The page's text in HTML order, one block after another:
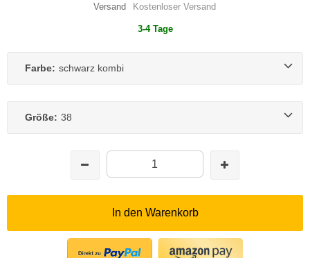
Versand Kostenloser Versand
3-4 Tage
Farbe: schwarz kombi
Größe: 38
In den Warenkorb